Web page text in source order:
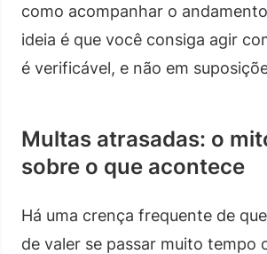
como acompanhar o
ideia é que você consiga agir
é verificável, e não em
Multas atrasadas: o
sobre o que acontece
Há uma crença frequente de
de valer se passar muito tempo